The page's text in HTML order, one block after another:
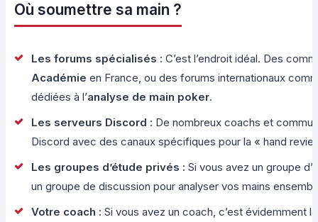
Où soumettre sa main ?
Les forums spécialisés : C’est l’endroit idéal. Des
Académie en France, ou des forums internationaux
dédiées à l’analyse de main poker.
Les serveurs Discord : De nombreux coachs et
Discord avec des canaux spécifiques pour la « hand
Les groupes d’étude privés : Si vous avez un groupe
un groupe de discussion pour analyser vos mains
Votre coach : Si vous avez un coach, c’est évidemment